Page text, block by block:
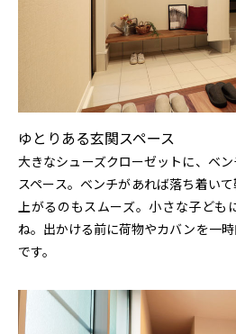
ゆとりある玄関スペース
大きなシューズクローゼットに、ベ
スペース。ベンチがあれば落ち着い
上がるのもスムーズ。小さな子ど
ね。出かける前に荷物やカバンを一
です。